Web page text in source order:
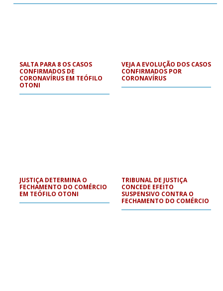
SALTA PARA 8 OS CASOS
CONFIRMADOS DE
CORONAVÍRUS EM TEÓFILO
OTONI
VEJA A EVOLUÇÃO DOS CASOS
CONFIRMADOS POR
CORONAVÍRUS
JUSTIÇA DETERMINA O
FECHAMENTO DO COMÉRCIO
EM TEÓFILO OTONI
TRIBUNAL DE JUSTIÇA
CONCEDE EFEITO
SUSPENSIVO CONTRA O
FECHAMENTO DO COMÉRCIO